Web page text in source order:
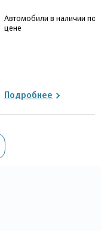
Автомобили в наличии по
цене
Подробнее